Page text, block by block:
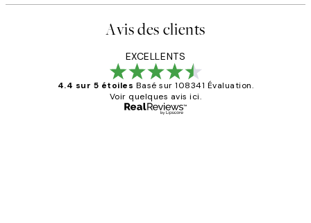
Avis des clients
EXCELLENTS
4.4 sur 5 étoiles Basé sur 108341 Évaluation.
Voir quelques avis ici.